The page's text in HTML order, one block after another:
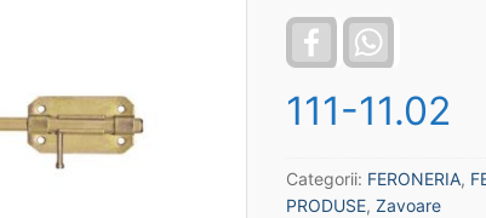
Facebook
111-11.02
Categorii: FERONERIA,
PRODUSE,Zavoare